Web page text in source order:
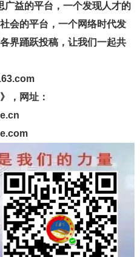
广益的平台，一个发现人才的
会的平台，一个网络时代发
界踊跃投稿，让我们一起共
，网址：